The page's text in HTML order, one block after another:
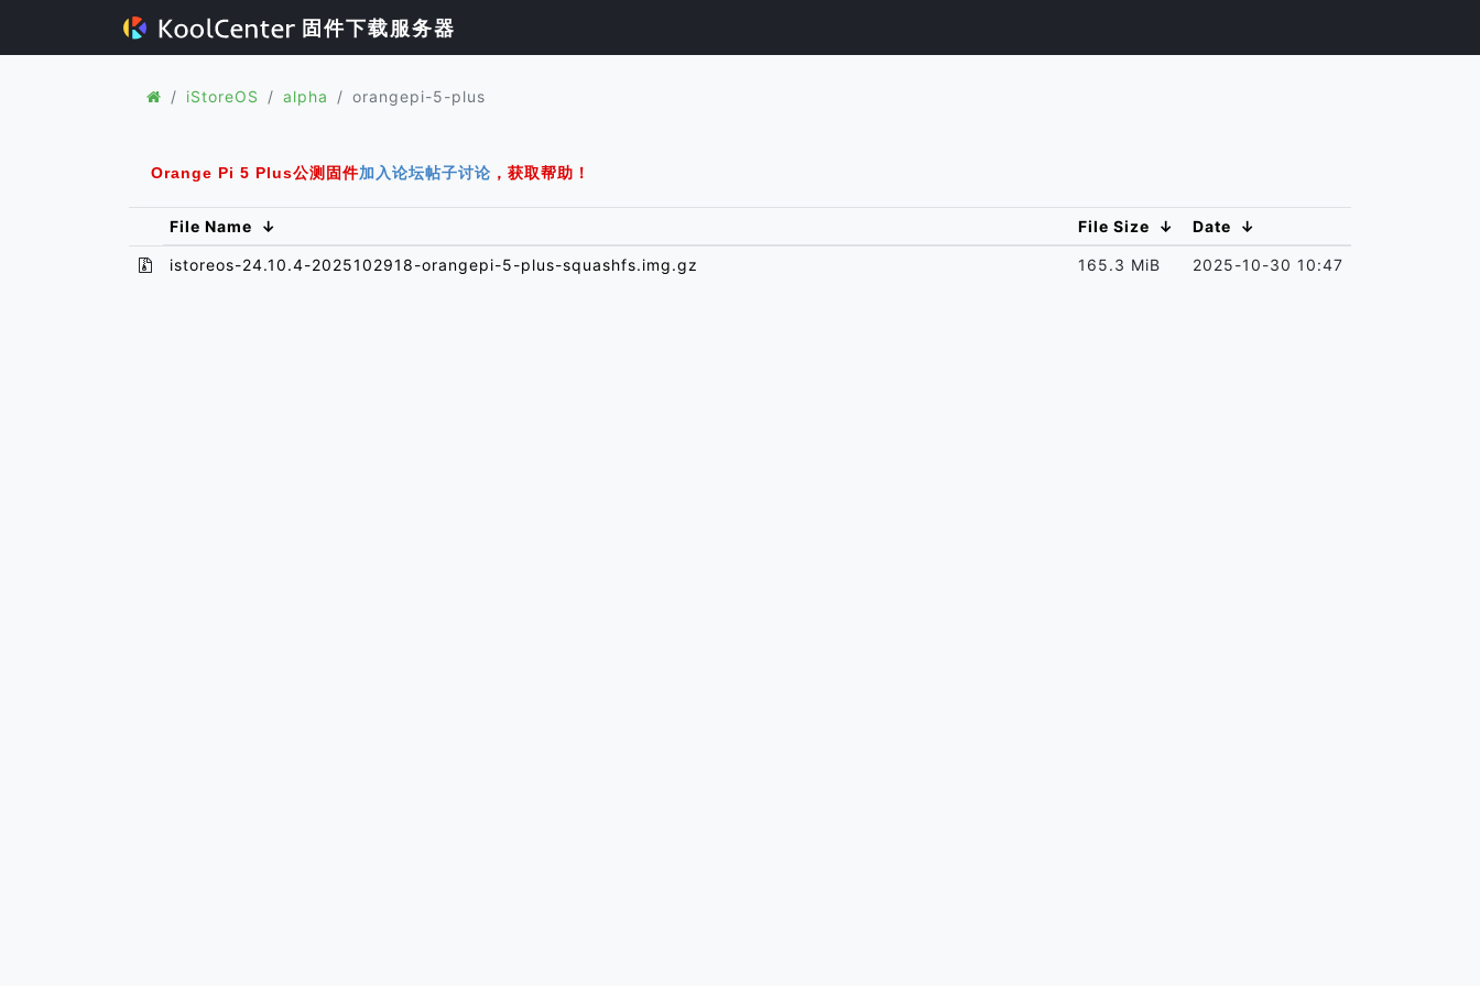
固件下载服务器
iStoreOS alpha orangepi-5-plus
Orange Pi 5 Plus公测固件加入论坛帖子讨论 ，获取帮助！
File Name ↓ File Size ↓ Date ↓
istoreos-24.10.4-2025102918-orangepi-5-plus-squashfs.img.gz 165.3 MiB 2025-10-30 10:47